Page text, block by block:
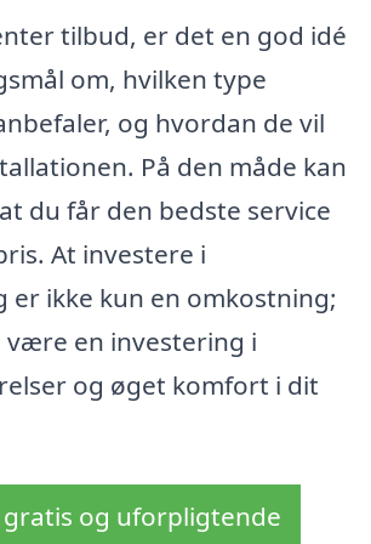
tilbud, er det en god idé
om, hvilken type
og hvordan de vil
På den måde kan
du får den bedste service
At investere i
er ikke kun en omkostning;
være en investering i
og øget komfort i dit
gratis og uforpligtende